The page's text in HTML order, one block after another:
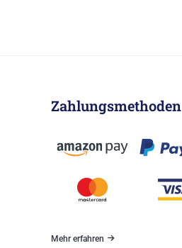
Zahlungsmethoden
Mehr erfahren